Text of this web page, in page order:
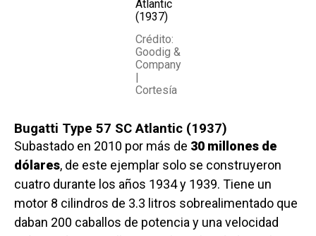
Atlantic
(1937)
Crédito:
Goodig &
Company
Cortesía
Bugatti Type 57 SC Atlantic (1937)
Subastado en 2010 por más de 30 millones de
dólares, de este ejemplar solo se construyeron
cuatro durante los años 1934 y 1939. Tiene un
motor 8 cilindros de 3.3 litros sobrealimentado que
daban 200 caballos de potencia y una velocidad